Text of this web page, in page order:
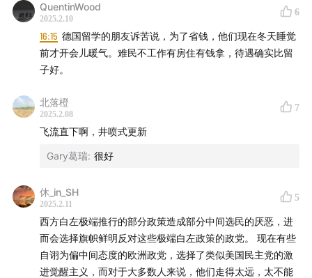
QuentinWood
2025.2.10
6
16:15 德国留学的朋友诉苦说，为了省钱，他们现在冬天睡觉
前才开会儿暖气。难民不工作有房住有钱拿，待遇确实比留
子好。
北落橙
2025.2.08
7
飞流直下啊，井喷式更新
Gary葛瑞: 很好
休_in_SH
2025.2.11
5
西方白左极端推行的部分政策造成部分中间选民的厌恶，进
而会选择旗帜鲜明反对这些极端白左政策的政党。 现在有些
自诩为偏中间态度的欧洲政党，选择了类似美国民主党的激
进觉醒主义，而对于大多数人来说，他们走得太远，太不能